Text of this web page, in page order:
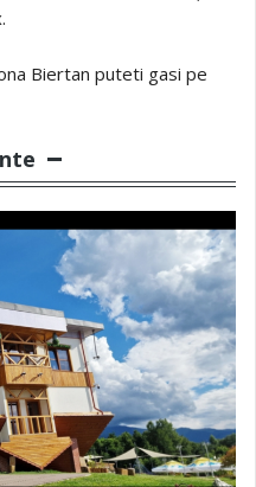
Biertan puteti gasi pe